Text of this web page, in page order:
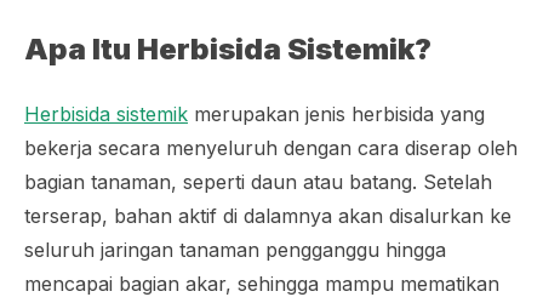
Apa Itu Herbisida Sistemik?
Herbisida sistemik merupakan jenis herbisida yang
bekerja secara menyeluruh dengan cara diserap oleh
bagian tanaman, seperti daun atau batang. Setelah
terserap, bahan aktif di dalamnya akan disalurkan ke
seluruh jaringan tanaman pengganggu hingga
mencapai bagian akar, sehingga mampu mematikan